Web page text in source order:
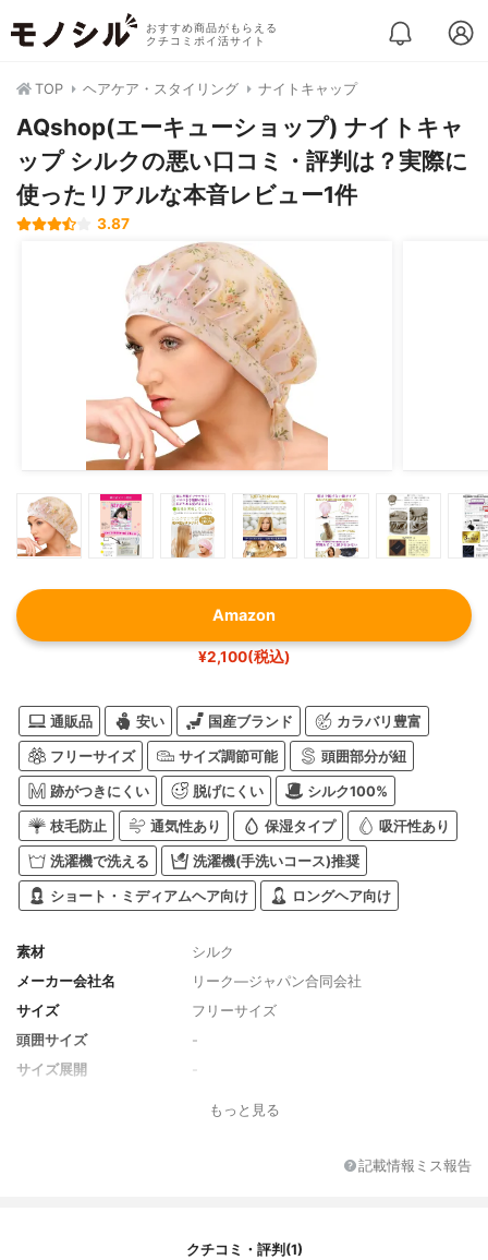
おすすめ商品がもらえる
クチコミポイ活サイト
TOP ヘアケア・スタイリング ナイトキャップ
AQshop(エーキューショップ) ナイトキャ
ップ シルクの悪い口コミ・評判は？実際に
使ったリアルな本音レビュー1件
3.87
Amazon
¥2,100(税込)
通販品 安い 国産ブランド カラバリ豊富
フリーサイズ サイズ調節可能 頭囲部分が紐
跡がつきにくい 脱げにくい シルク100%
枝毛防止 通気性あり 保湿タイプ 吸汗性あり
洗濯機で洗える 洗濯機(手洗いコース)推奨
ショート・ミディアムヘア向け ロングヘア向け
素材
シルク
メーカー会社名
リーク―ジャパン合同会社
サイズ
フリーサイズ
頭囲サイズ
-
サイズ展開
もっと見る
記載情報ミス報告
クチコミ・評判(1)